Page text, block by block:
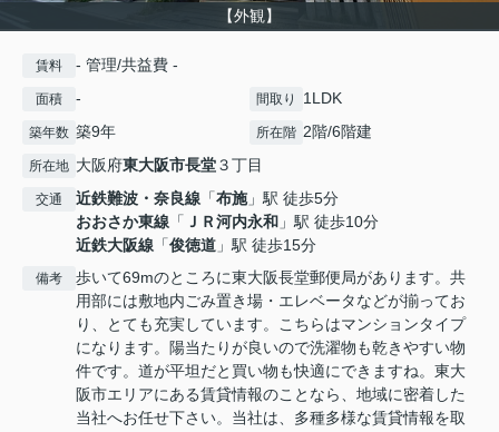
【外観】
賃料 - 管理/共益費 -
面積 - 間取り 1LDK
築年数 築9年 所在階 2階/6階建
所在地 大阪府東大阪市長堂３丁目
交通 近鉄難波・奈良線 「布施」駅 徒歩5分
おおさか東線 「 ＪＲ河内永和 」駅 徒歩10分
近鉄大阪線 「俊徳道 」駅 徒歩15分
備考
歩いて69mのところに東大阪長堂郵便局があります。共
用部には敷地内ごみ置き場・エレベータなどが揃ってお
り、とても充実しています。こちらはマンションタイプ
になります。陽当たりが良いので洗濯物も乾きやすい物
件です。道が平坦だと買い物も快適にできますね。東大
阪市エリアにある賃貸情報のことなら、地域に密着した
当社へお任せ下さい。当社は、多種多様な賃貸情報を取